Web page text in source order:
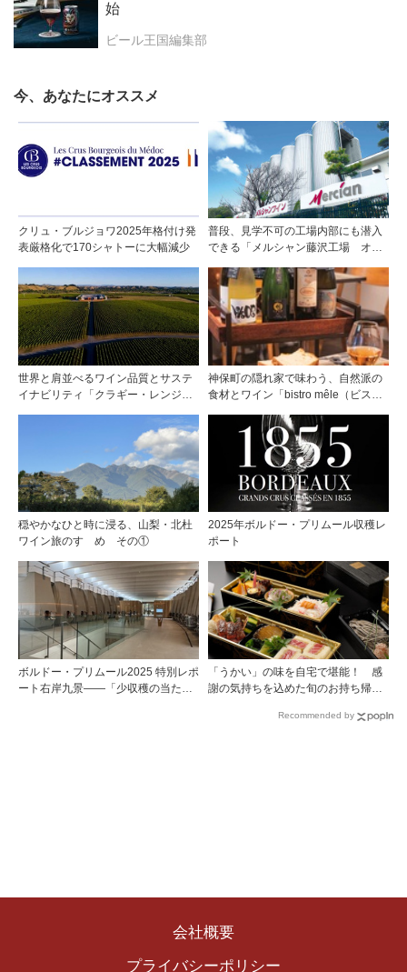
始
ビール王国編集部
今、あなたにオススメ
クリュ・ブルジョワ2025年格付け発
表厳格化で170シャトーに大幅減少
普段、見学不可の工場内部にも潜入
できる「メルシャン藤沢工場 オン
世界と肩並べるワイン品質とサステ
イナビリティ「クラギー・レンジ」
神保町の隠れ家で味わう、自然派の
食材とワイン「bistro mêle（ビスト
穏やかなひと時に浸る、山梨・北杜
ワイン旅のすゝめ その①
2025年ボルドー・プリムール収穫レ
ポート
ボルドー・プリムール2025 特別レポ
ート右岸九景――「少収穫の当たり
「うかい」の味を自宅で堪能！ 感
謝の気持ちを込めた旬のお持ち帰り
Recommended by
会社概要
プライバシーポリシー